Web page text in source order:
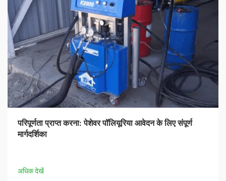
परिपूर्णता प्राप्त करना: पेशेवर पॉलियूरिया आवेदन के लिए संपूर्ण
मार्गदर्शिका
अधिक देखें